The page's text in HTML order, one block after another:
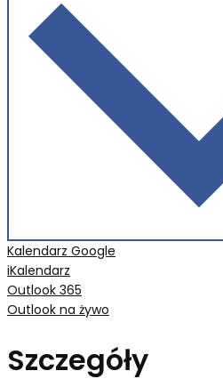
Kalendarz Google
iKalendarz
Outlook 365
Outlook na żywo
Szczegóły